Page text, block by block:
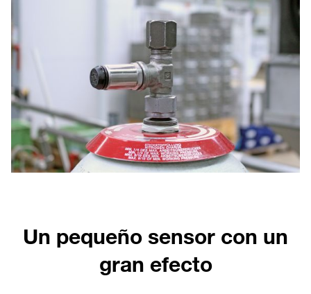
Un pequeño sensor con un
gran efecto